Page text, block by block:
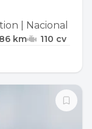
| Nacional
km
110 cv